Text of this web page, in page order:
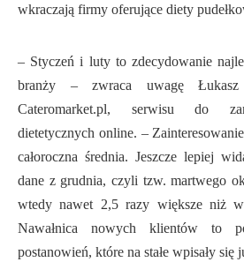
wkraczają firmy oferujące diety
– Styczeń i luty to zdecydowanie
branży – zwraca uwagę Łukasz
Cateromarket.pl, serwisu do
dietetycznych online. –
całoroczna średnia. Jeszcze lepiej
dane z grudnia, czyli tzw. martwego
wtedy nawet 2,5 razy większe niż w
Nawałnica nowych klientów to
postanowień, które na stałe wpisały się